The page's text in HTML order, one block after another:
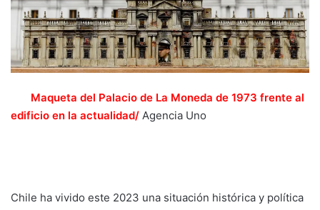
Maqueta del Palacio de La Moneda de 1973 frente al
edificio en la actualidad/ Agencia Uno
Chile ha vivido este 2023 una situación histórica y política